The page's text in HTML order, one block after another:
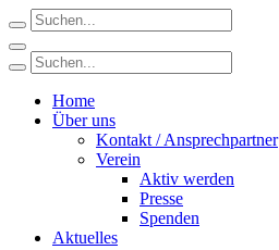
Home
Über uns
Kontakt / Ansprechpartner
Verein
Aktiv werden
Presse
Spenden
Aktuelles